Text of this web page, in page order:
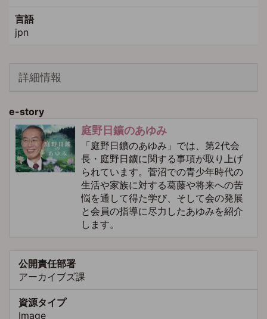
言語
jpn
詳細情報
e-story
庭野日鑛のあゆみ
「庭野日鑛のあゆみ」では、第2代会
長・庭野日鑛に関する事項が取り上げ
られています。菅沼での青少年時代の
生活や家族に対する葛藤や将来への苦
悩を通して得た学び、そして会の発展
と会員の指導に尽力したあゆみを紹介
します。
公開責任部署
アーカイブズ課
資源タイプ
Image